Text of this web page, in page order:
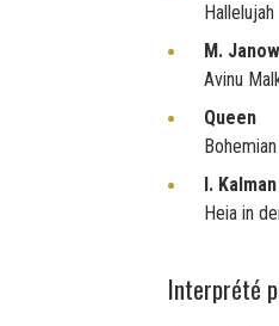
Hallelujah
M.
Avinu
Queen
I. Kalman
Heia in
Interprété